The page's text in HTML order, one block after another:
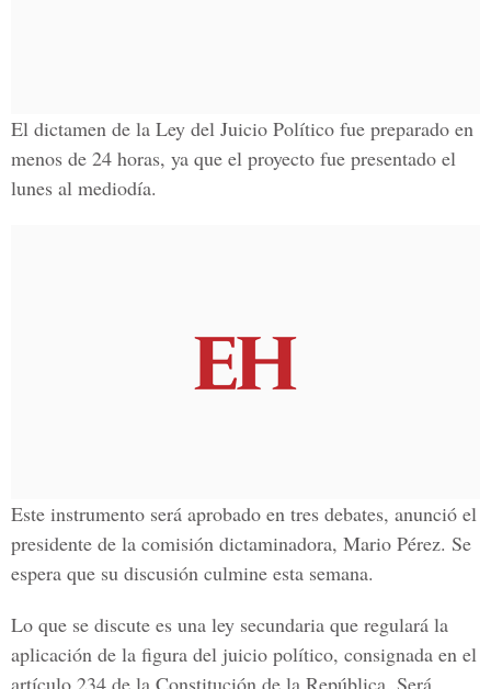
El dictamen de la Ley del Juicio Político fue preparado en
menos de 24 horas, ya que el proyecto fue presentado el
lunes al mediodía.
Este instrumento será aprobado en tres debates, anunció el
presidente de la comisión dictaminadora, Mario Pérez. Se
espera que su discusión culmine esta semana.
Lo que se discute es una ley secundaria que regulará la
aplicación de la figura del juicio político, consignada en el
artículo 234 de la Constitución de la República. Será